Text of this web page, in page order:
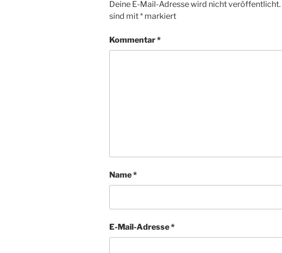
Deine E-Mail-Adresse wird nicht veröffentlicht.
sind mit* markiert
Kommentar*
Name*
E-Mail-Adresse*